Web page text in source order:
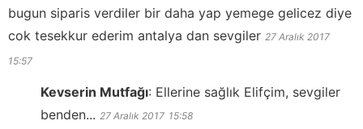
bugun siparis verdiler bir daha yap yemege gelicez diye
cok tesekkur ederim antalya dan sevgiler 27 Aralık 2017
15:57
Kevserin Mutfağı: Ellerine sağlık Elifçim, sevgiler
benden... 27 Aralık 2017 15:58